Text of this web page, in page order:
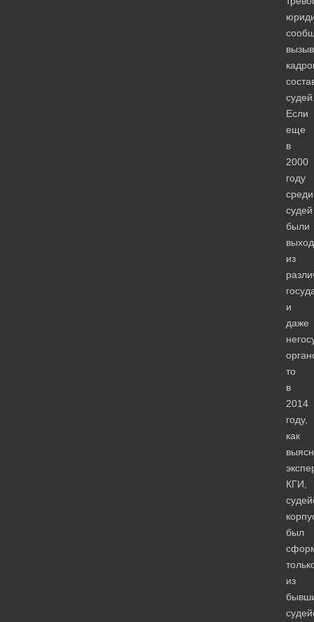
Если
еще
в
2000
году
среди
судей
были
из
и
даже
то
в
2014
году,
как
КГИ,
был
из